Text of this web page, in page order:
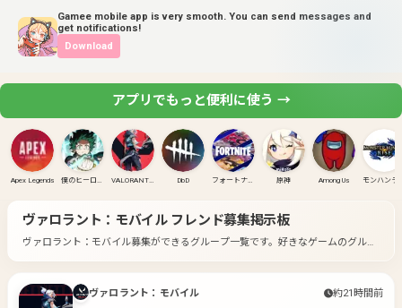
Gamee mobile app is very smooth. You can send messages and
get notifications!
Download
アプリでもっと便利に使う →
Apex Legends 僕のヒーローアカデミア ULTRA RUMBLE VALORANT(PC) DbD フォートナイト 原神 Among Us
ヴァロラント：モバイルフレンド募集掲示板
ヴァロラント：モバイル募集ができるグループ一覧です。 好きなゲームのグルー
ヴァロラント：モバイル 約21時間前